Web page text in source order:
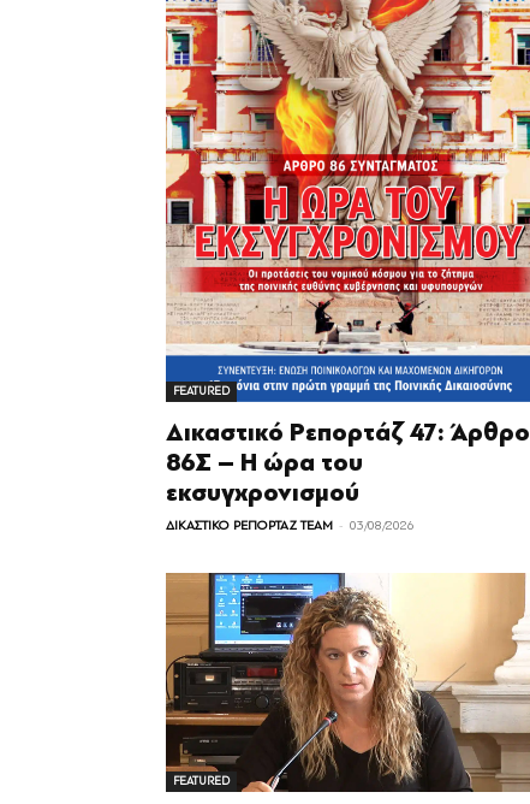
FEATURED
Δικαστικό Ρεπορτάζ 47: Άρθρο
86Σ – Η ώρα του
εκσυγχρονισμού
ΔΙΚΑΣΤΙΚΟ ΡΕΠΟΡΤΑΖ TEAM - 03/08/2026
FEATURED